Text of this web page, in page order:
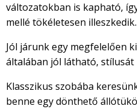
változatokban is kapható,
mellé tökéletesen
Jól járunk egy megfelelően
általában jól látható,
Klasszikus szobába
benne egy dönthető